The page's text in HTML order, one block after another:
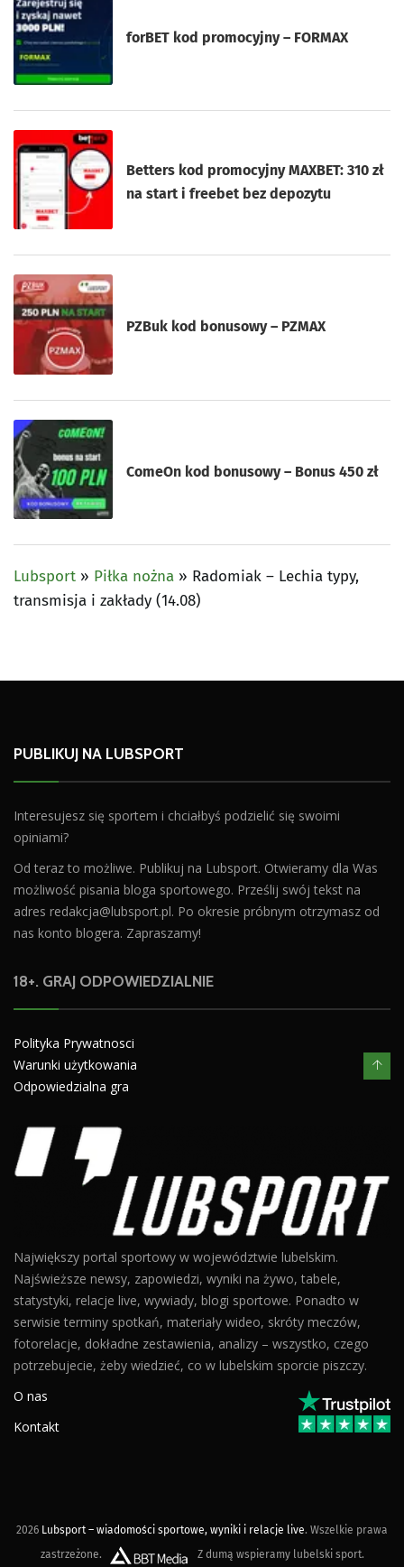
forBET kod promocyjny – FORMAX
Betters kod promocyjny MAXBET: 310 zł
na start i freebet bez depozytu
PZBuk kod bonusowy – PZMAX
ComeOn kod bonusowy – Bonus 450 zł
Lubsport » Piłka nożna » Radomiak – Lechia typy,
transmisja i zakłady (14.08)
PUBLIKUJ NA LUBSPORT
Interesujesz się sportem i chciałbyś podzielić się swoimi
opiniami?
Od teraz to możliwe. Publikuj na Lubsport. Otwieramy dla Was
możliwość pisania bloga sportowego. Prześlij swój tekst na
adres redakcja@lubsport.pl. Po okresie próbnym otrzymasz od
nas konto blogera. Zapraszamy!
18+. GRAJ ODPOWIEDZIALNIE
Polityka Prywatnosci
Warunki użytkowania
Odpowiedzialna gra
Największy portal sportowy w województwie lubelskim.
Najświeższe newsy, zapowiedzi, wyniki na żywo, tabele,
statystyki, relacje live, wywiady, blogi sportowe. Ponadto w
serwisie terminy spotkań, materiały wideo, skróty meczów,
fotorelacje, dokładne zestawienia, analizy – wszystko, czego
potrzebujecie, żeby wiedzieć, co w lubelskim sporcie piszczy.
O nas
Kontakt
2026 Lubsport – wiadomości sportowe, wyniki i relacje live. Wszelkie prawa
zastrzeżone.
Z dumą wspieramy lubelski sport.